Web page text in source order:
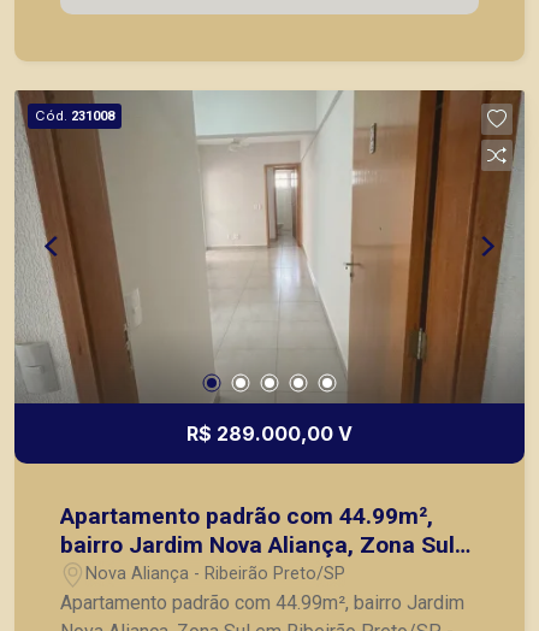
locação, vendas de imóveis prontos, usados ou
Cód. 231008
R$ 289.000,00 V
Apartamento padrão com 44.99m²,
bairro Jardim Nova Aliança, Zona Sul
em Ribeirão Preto/SP.
Nova Aliança - Ribeirão Preto/SP
Apartamento padrão com 44.99m², bairro Jardim